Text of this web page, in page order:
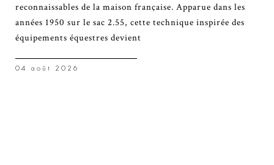
reconnaissables de la maison française. Apparue dans les
années 1950 sur le sac 2.55, cette technique inspirée des
équipements équestres devient
04 août 2026